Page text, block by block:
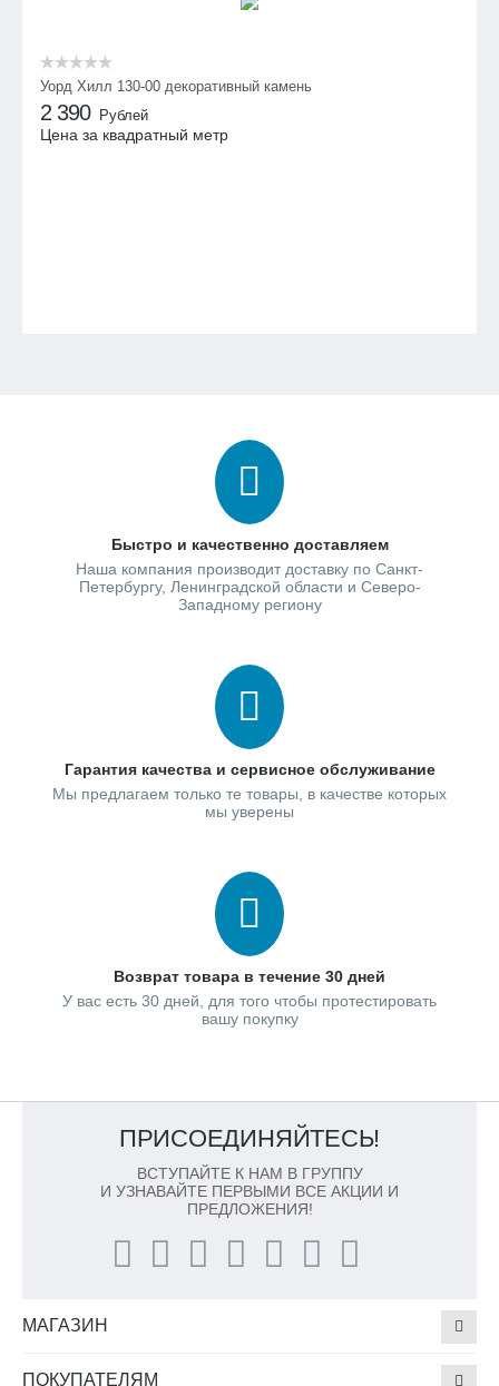
Уорд Хилл 130-00 декоративный камень
2 390 Рублей
Цена за квадратный метр
Быстро и качественно доставляем
Наша компания производит доставку по Санкт-
Петербургу, Ленинградской области и Северо-
Западному региону
Гарантия качества и сервисное обслуживание
Мы предлагаем только те товары, в качестве которых
мы уверены
Возврат товара в течение 30 дней
У вас есть 30 дней, для того чтобы протестировать
вашу покупку
ПРИСОЕДИНЯЙТЕСЬ!
ВСТУПАЙТЕ К НАМ В ГРУППУ
И УЗНАВАЙТЕ ПЕРВЫМИ ВСЕ АКЦИИ И
ПРЕДЛОЖЕНИЯ!
МАГАЗИН
ПОКУПАТЕЛЯМ